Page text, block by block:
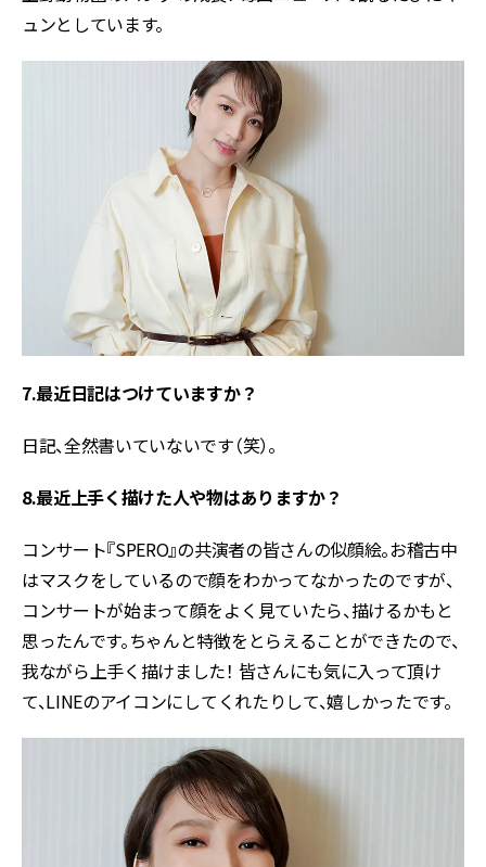
ュンとしています。
7.最近日記はつけていますか？
日記、全然書いていないです（笑）。
8.最近上手く描けた人や物はありますか？
コンサート『SPERO』の共演者の皆さんの似顔絵。お稽古中
はマスクをしているので顔をわかってなかったのですが、
コンサートが始まって顔をよく見ていたら、描けるかもと
思ったんです。ちゃんと特徴をとらえることができたので、
我ながら上手く描けました！ 皆さんにも気に入って頂け
て、LINEのアイコンにしてくれたりして、嬉しかったです。